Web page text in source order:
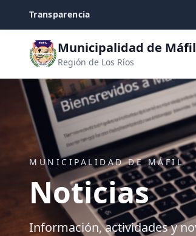
Transparencia
Municipalidad de Máfil
Región de Los Ríos
MUNICIPALIDAD DE MÁFIL
Noticias
Información, actividades y